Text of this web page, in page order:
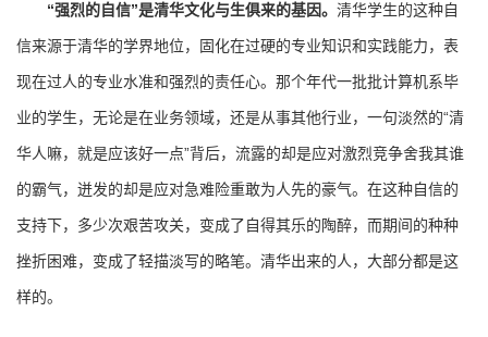
“强烈的自信”是清华文化与生俱来的基因。 清华学生的这种自
信来源于清华的学界地位，固化在过硬的专业知识和实践能力，表
现在过人的专业水准和强烈的责任心。那个年代一批批计算机系毕
业的学生，无论是在业务领域，还是从事其他行业，一句淡然的“清
华人嘛，就是应该好一点”背后，流露的却是应对激烈竞争舍我其谁
的霸气，迸发的却是应对急难险重敢为人先的豪气。在这种自信的
支持下，多少次艰苦攻关，变成了自得其乐的陶醉，而期间的种种
挫折困难，变成了轻描淡写的略笔。清华出来的人，大部分都是这
样的。